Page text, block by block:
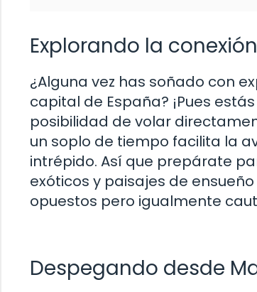
Explorando la
¿Alguna vez has soñado con
capital de España? ¡Pues
posibilidad de volar
un soplo de tiempo facilita la
intrépido. Así que prepárate
exóticos y paisajes de
opuestos pero igualmente
Despegando desde